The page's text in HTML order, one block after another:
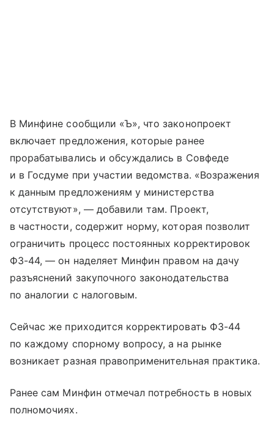
В Минфине сообщили «Ъ», что законопроект
включает предложения, которые ранее
прорабатывались и обсуждались в Совфеде
и в Госдуме при участии ведомства. «Возражения
к данным предложениям у министерства
отсутствуют», — добавили там. Проект,
в частности, содержит норму, которая позволит
ограничить процесс постоянных корректировок
ФЗ-44, — он наделяет Минфин правом на дачу
разъяснений закупочного законодательства
по аналогии с налоговым.
Сейчас же приходится корректировать ФЗ-44
по каждому спорному вопросу, а на рынке
возникает разная правоприменительная практика.
Ранее сам Минфин отмечал потребность в новых
полномочиях.